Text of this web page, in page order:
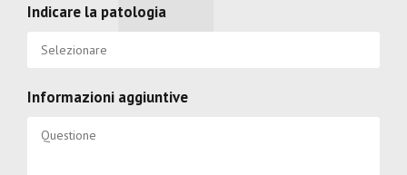
Indicare la patologia
Informazioni aggiuntive